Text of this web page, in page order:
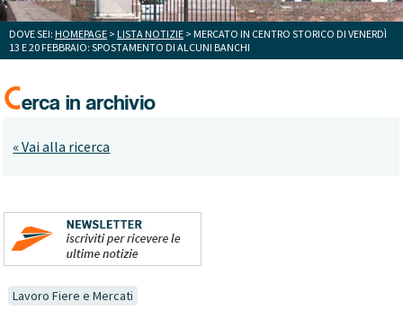
DOVE SEI: HOMEPAGE > LISTA NOTIZIE > MERCATO IN CENTRO STORICO DI VENERDÌ
13 E 20 FEBBRAIO: SPOSTAMENTO DI ALCUNI BANCHI
« Vai alla ricerca
Lavoro Fiere e Mercati